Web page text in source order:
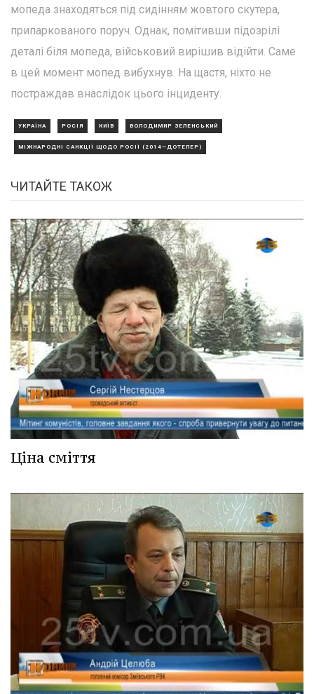
мопеда знаходяться під сидінням жовтого скутера,
припаркованого поруч. Однак, помітивши підозрілі
деталі біля мопеда, військовий вирішив відійти. Саме
в цей момент мопед вибухнув. На щастя, ніхто не
постраждав внаслідок цього інциденту.
УКРАЇНА РОСІЯ КИЇВ ВОЛОДИМИР ЗЕЛЕНСЬКИЙ
МІЖНАРОДНІ САНКЦІЇ ЩОДО РОСІЇ (2014—ДОТЕПЕР)
ЧИТАЙТЕ ТАКОЖ
Ціна сміття